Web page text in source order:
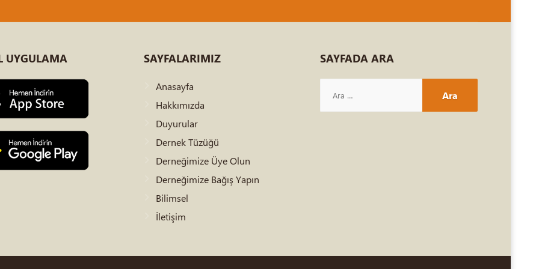
UYGULAMA SAYFALARIMIZ
Anasayfa
Hakkımızda
Duyurular
Dernek Tüzüğü
Derneğimize Üye Olun
Derneğimize Bağış Yapın
Bilimsel
İletişim
SAYFADA ARA